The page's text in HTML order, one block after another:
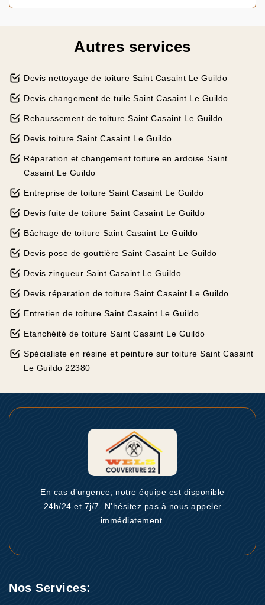
Autres services
Devis nettoyage de toiture Saint Casaint Le Guildo
Devis changement de tuile Saint Casaint Le Guildo
Rehaussement de toiture Saint Casaint Le Guildo
Devis toiture Saint Casaint Le Guildo
Réparation et changement toiture en ardoise Saint
Casaint Le Guildo
Entreprise de toiture Saint Casaint Le Guildo
Devis fuite de toiture Saint Casaint Le Guildo
Bâchage de toiture Saint Casaint Le Guildo
Devis pose de gouttière Saint Casaint Le Guildo
Devis zingueur Saint Casaint Le Guildo
Devis réparation de toiture Saint Casaint Le Guildo
Entretien de toiture Saint Casaint Le Guildo
Etanchéité de toiture Saint Casaint Le Guildo
Spécialiste en résine et peinture sur toiture Saint Casaint
Le Guildo 22380
En cas d’urgence, notre équipe est disponible
24h/24 et 7j/7. N’hésitez pas à nous appeler
immédiatement.
Nos Services: